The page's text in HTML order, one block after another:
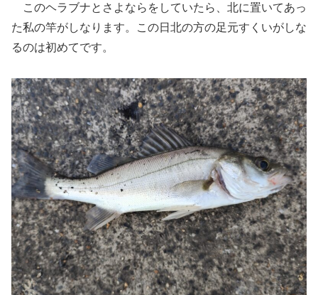
このヘラブナとさよならをしていたら、北に置いてあっ
た私の竿がしなります。この日北の方の足元すくいがしな
るのは初めてです。